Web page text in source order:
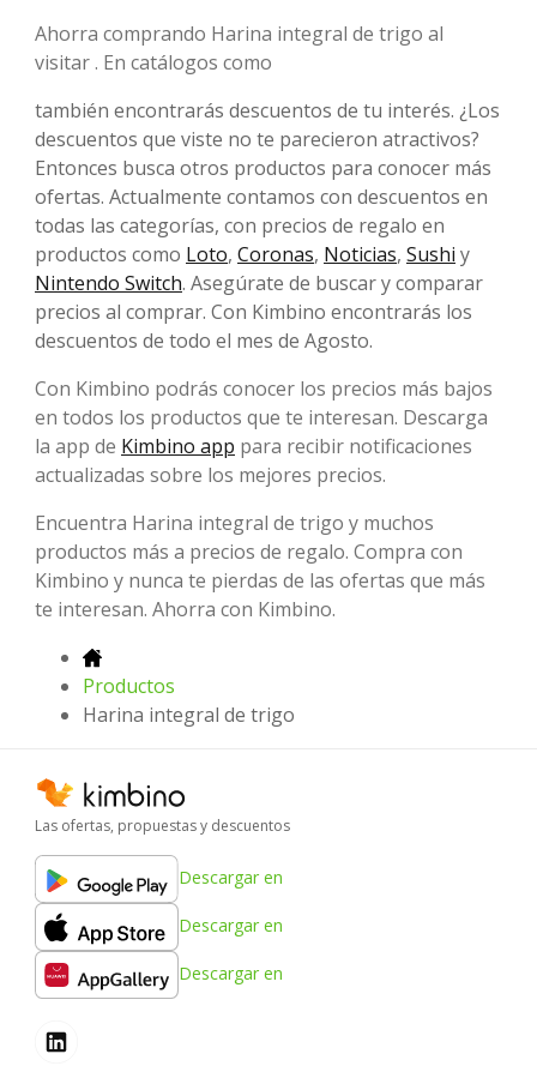
Ahorra comprando Harina integral de trigo al
visitar . En catálogos como
también encontrarás descuentos de tu interés. ¿Los
descuentos que viste no te parecieron atractivos?
Entonces busca otros productos para conocer más
ofertas. Actualmente contamos con descuentos en
todas las categorías, con precios de regalo en
productos como Loto, Coronas, Noticias, Sushi y
Nintendo Switch. Asegúrate de buscar y comparar
precios al comprar. Con Kimbino encontrarás los
descuentos de todo el mes de Agosto.
Con Kimbino podrás conocer los precios más bajos
en todos los productos que te interesan. Descarga
la app de Kimbino app para recibir notificaciones
actualizadas sobre los mejores precios.
Encuentra Harina integral de trigo y muchos
productos más a precios de regalo. Compra con
Kimbino y nunca te pierdas de las ofertas que más
te interesan. Ahorra con Kimbino.
Productos
Harina integral de trigo
Las ofertas, propuestas y descuentos
Descargar en
Descargar en
Descargar en